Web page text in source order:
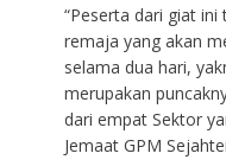
“Peserta dari giat
remaja yang akan
selama dua hari,
merupakan
dari empat Sektor
Jemaat GPM